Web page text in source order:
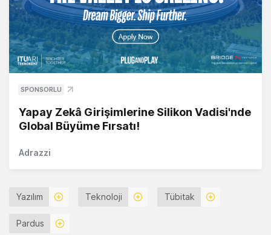
SPONSORLU
Yapay Zekâ Girişimlerine Silikon Vadisi'nde
Global Büyüme Fırsatı!
Adrazzi
Yazılım Teknoloji Tübitak
Pardus